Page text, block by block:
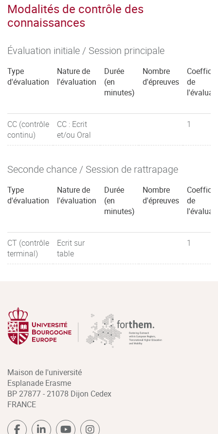
Modalités de contrôle des
connaissances
Évaluation initiale / Session principale
Type
d'évaluation
Nature de
l'évaluation
Durée
(en
minutes)
Nombre
d'épreuves
de
CC (contrôle
continu)
CC : Ecrit
et/ou Oral
1
Seconde chance / Session de rattrapage
Type
d'évaluation
Nature de
l'évaluation
Durée
(en
minutes)
Nombre
d'épreuves
de
CT (contrôle
terminal)
Ecrit sur
table
1
Maison de l'université
Esplanade Erasme
BP 27877 - 21078 Dijon Cedex
FRANCE